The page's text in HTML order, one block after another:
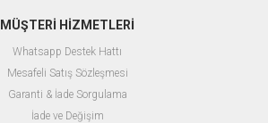
MÜŞTERİ HİZMETLERİ
Whatsapp Destek Hattı
Mesafeli Satış Sözleşmesi
Garanti & İade Sorgulama
İade ve Değişim